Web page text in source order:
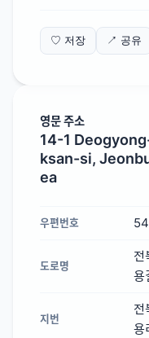
♡ 저장 ↗ 공유
영문 주소
14-1
ksan-si,
ea
우편번호
도로명
전
용
지번
전
용